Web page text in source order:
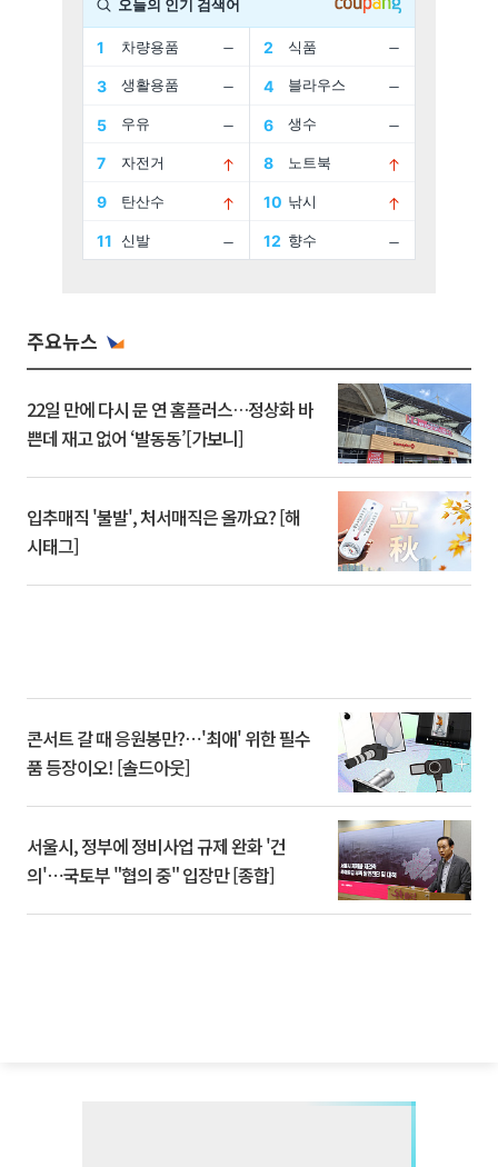
주요뉴스
22일 만에 다시 문 연 홈플러스…정상화 바
쁜데 재고 없어 ‘발동동’[가보니]
입추매직 '불발', 처서매직은 올까요? [해
시태그]
콘서트 갈 때 응원봉만?⋯'최애' 위한 필수
품 등장이오! [솔드아웃]
서울시, 정부에 정비사업 규제 완화 '건
의'⋯국토부 "협의 중" 입장만 [종합]